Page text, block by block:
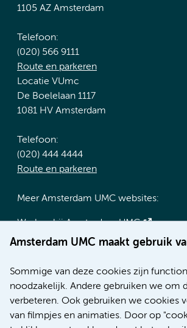
Amsterdam UMC maakt gebruik
Sommige van deze cookies zijn
noodzakelijk. Andere gebruiken we om
verbeteren. Ook gebruiken we cookies
van filmpjes en animaties. Door op
1105 AZ Amsterdam
Telefoon:
(020) 566 9111
Route en parkeren
Locatie VUmc
De Boelelaan 1117
1081 HV Amsterdam
Telefoon:
(020) 444 4444
Route en parkeren
Meer Amsterdam UMC websites:
Werken bij Amsterdam UMC
Over Amsterdam UMC
Research
Educatie locatie AMC
Educatie locatie VUmc